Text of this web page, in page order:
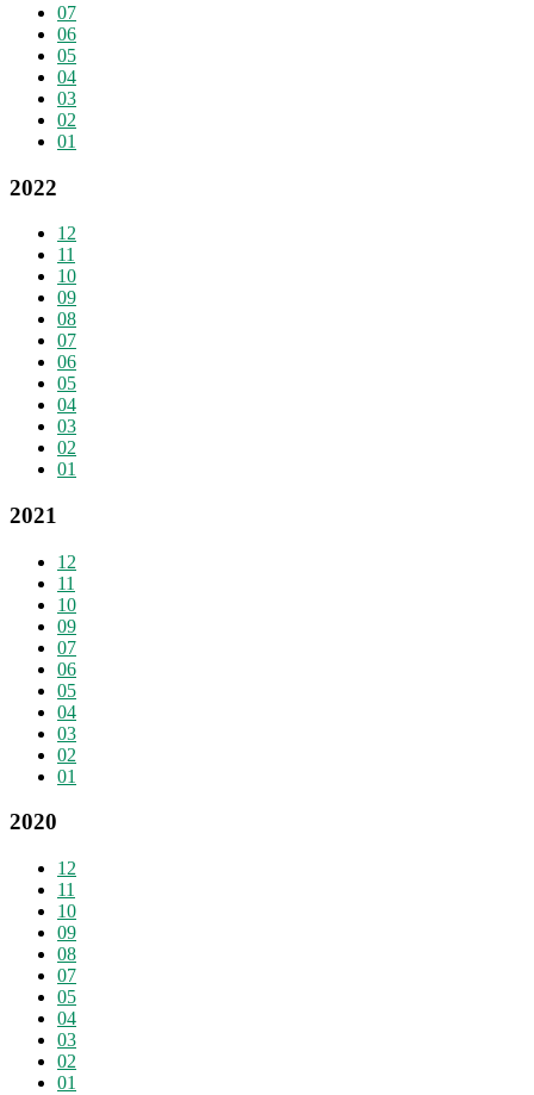
07
06
05
04
03
02
01
2022
12
11
10
09
08
07
06
05
04
03
02
01
2021
12
11
10
09
07
06
05
04
03
02
01
2020
12
11
10
09
08
07
05
04
03
02
01